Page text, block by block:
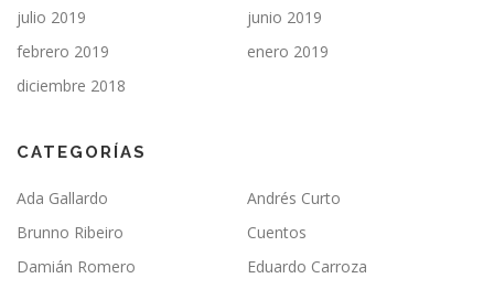
julio 2019
junio 2019
febrero 2019
enero 2019
diciembre 2018
CATEGORÍAS
Ada Gallardo
Andrés Curto
Brunno Ribeiro
Cuentos
Damián Romero
Eduardo Carroza